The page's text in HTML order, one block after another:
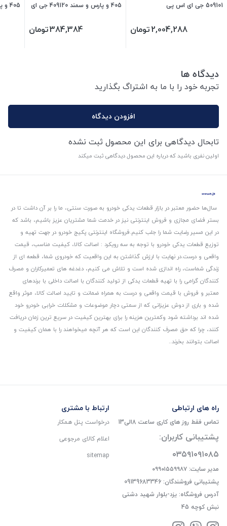
509101 جی ای اس پی
2,004,288تومان
405 و پارس و سمند 409120 جی ای
384,384تومان
دیدگاه ها
تجربه خود را با ما به اشتراگ بگذارید
افزودن دیدگاه
تابحال دیدگاهی برای این محصول ثبت نشده
اولین نفری باشید که درباره این محصول دیدگاهی ثبت میکند
سال‌ها حضور معتبر در بازار قطعات یدکی خودرو به صورت سنتی، ما را بر آن داشت تا در
بستر فضای مجازی و فروش اینترنتی نیز در خدمت شما مشتریان عزیز باشیم، باشد که
در این مسیر رضایت شما را جلب کنیم.فروشگاه اینترنتی پکیج خودرو در جهت تهیه و
توزیع قطعات یدکی خودرو با توجه به سه رویکرد : اصالت کالا، کیفیت مناسب، قیمت
واقعی و درست.در نهایت با ارزش گذاشتن به این واقعیت که خودروی شما، قطعه ای از
زندگی شماست، راه اندازی شده است و تلاش می کنیم، دغدغه های تعمیرکاران و مصرف
کنندگان گرامی را با تهیه قطعات یدکی از تولید کنندگان با اصالت داخلی با برندهای
معتبر و فروش با قیمت واقعی و درست به همراه ضمانت و تایید اصالت کالا، موثر واقع
شده و باری از دوش عزیزانی که از سمتی دچار موضوعات و مشکلات خرابی خودرو خود
شده اند برداشته شود و‌کمترین هزینه را برای بهترین کیفیت در سریع ترین زمان دریافت
کنند، چرا که حق مصرف کنندگان این است که هر آنچه میخواهند را با همان کیفیت و
اصالت بتوانند بخرند..
راه های ارتباطی
تماس فقط روز های کاری ساعت 8الی13
پشتیبانی کاربران:
۰۳۵۹۱۰۹۱۰۸۵
مدیر سایت: ۰۹۹۰۱۵۵۹۹۸۷
پشتیبانی فروشندگان: 09139683346
آدرس فروشگاه: یزد-بلوار شهید دشتی
نبش کوچه 45
ارتباط با مشتری
درخواست پنل همکار
اعلام کالای مرجوعی
sitemap